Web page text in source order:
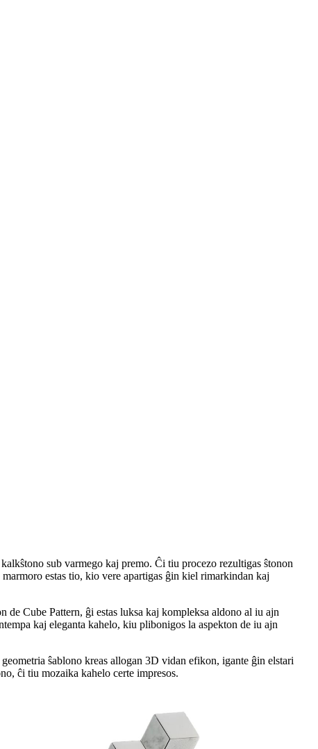
sub varmego kaj premo. Ĉi tiu procezo rezultigas ŝtonon
estas tio, kio vere apartigas ĝin kiel rimarkindan kaj
Cube Pattern, ĝi estas luksa kaj kompleksa aldono al iu ajn
kaj eleganta kahelo, kiu plibonigos la aspekton de iu ajn
ŝablono kreas allogan 3D vidan efikon, igante ĝin elstari
ĉi tiu mozaika kahelo certe impresos.